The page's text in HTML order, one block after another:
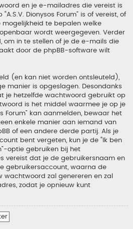
en je e-mailadres die vereist is
Dionysos Forum” is of vereist, of
te bepalen welke
wordt weergegeven. Verder
om in te stellen of je de e-mails die
door de phpBB-software wilt
(en kan niet worden ontsleuteld),
manier is opgeslagen. Desondanks
je hetzelfde wachtwoord gebruikt op
is het middel waarmee je op je
Forum” kan aanmelden, bewaar het
enkele manier aan iemand van
of een andere derde partij. Als je
bent vergeten, kun je de “Ik ben
optie gebruiken bij het
vereist dat je de gebruikersnaam en
gebruikersaccount, waarna de
wachtwoord zal genereren en zal
zodat je opnieuw kunt